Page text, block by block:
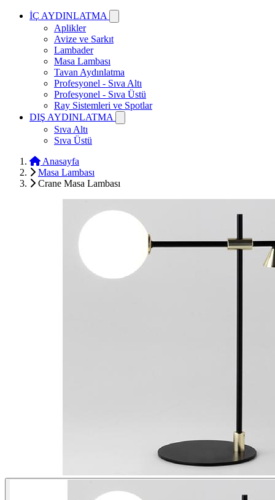
İÇ AYDINLATMA
Aplikler
Avize ve Sarkıt
Lambader
Masa Lambası
Tavan Aydınlatma
Profesyonel - Sıva Altı
Profesyonel - Sıva Üstü
Ray Sistemleri ve Spotlar
DIŞ AYDINLATMA
Sıva Altı
Sıva Üstü
Anasayfa
Masa Lambası
Crane Masa Lambası